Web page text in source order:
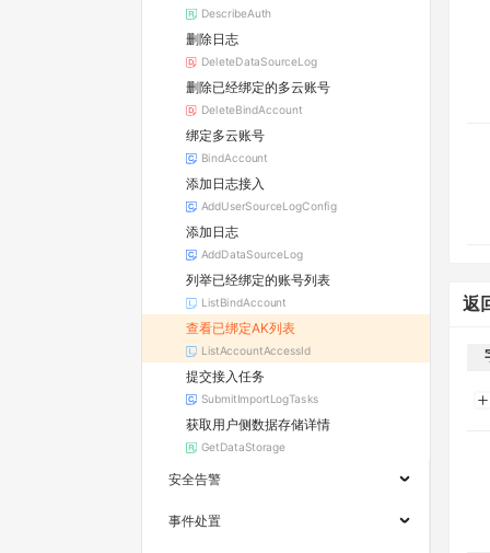
DescribeAuth
删除日志
DeleteDataSourceLog
删除已经绑定的多云账号
DeleteBindAccount
绑定多云账号
BindAccount
添加日志接入
AddUserSourceLogConfig
添加日志
AddDataSourceLog
列举已经绑定的账号列表
ListBindAccount
查看已绑定AK列表
ListAccountAccessId
提交接入任务
SubmitImportLogTasks
获取用户侧数据存储详情
GetDataStorage
安全告警
事件处置
返